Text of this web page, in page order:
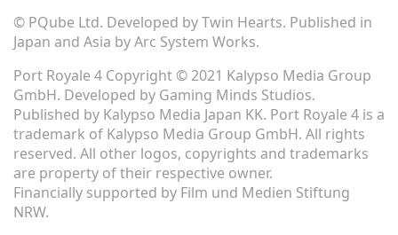
© PQube Ltd. Developed by Twin Hearts. Published in
Japan and Asia by Arc System Works.
Port Royale 4 Copyright © 2021 Kalypso Media Group
GmbH. Developed by Gaming Minds Studios.
Published by Kalypso Media Japan KK. Port Royale 4 is a
trademark of Kalypso Media Group GmbH. All rights
reserved. All other logos, copyrights and trademarks
are property of their respective owner.
Financially supported by Film und Medien Stiftung
NRW.